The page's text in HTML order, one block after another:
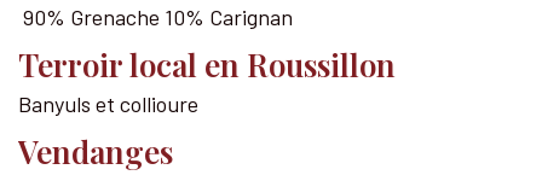
90% Grenache 10% Carignan
Terroir local en Roussillon
Banyuls et collioure
Vendanges